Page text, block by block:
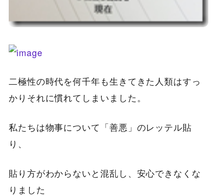
二極性の時代を何千年も生きてきた人類はすっ
かりそれに慣れてしまいました。
私たちは物事について「善悪」のレッテル貼
り、
貼り方がわからないと混乱し、安心できなくな
りました